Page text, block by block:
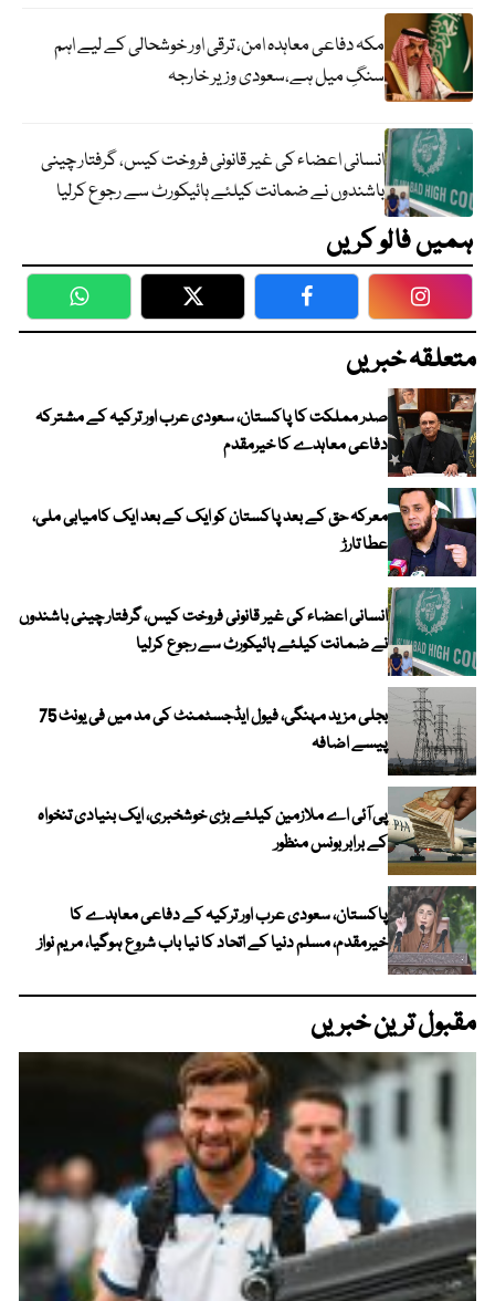
مکہ دفاعی معاہدہ امن، ترقی اور خوشحالی کے لیے اہم
سنگِ میل ہے،سعودی وزیر خارجہ
انسانی اعضاء کی غیر قانونی فروخت کیس، گرفتار چینی
باشندوں نے ضمانت کیلئے ہائیکورٹ سے رجوع کرلیا
ہمیں فالو کریں
WhatsApp Twitter Facebook
متعلقہ خبریں
صدر مملکت کا پاکستان، سعودی عرب اور ترکیہ کے مشترکہ
دفاعی معاہدے کا خیرمقدم
معرکہ حق کے بعد پاکستان کو ایک کے بعد ایک کامیابی ملی،
عطا تارڑ
انسانی اعضاء کی غیر قانونی فروخت کیس، گرفتار چینی باشندوں
نے ضمانت کیلئے ہائیکورٹ سے رجوع کرلیا
بجلی مزید مہنگی، فیول ایڈجسٹمنٹ کی مد میں فی یونٹ 75
پیسے اضافہ
پی آئی اے ملازمین کیلئے بڑی خوشخبری، ایک بنیادی تنخواہ
کے برابر بونس منظور
پاکستان، سعودی عرب اور ترکیہ کے دفاعی معاہدے کا
خیرمقدم، مسلم دنیا کے اتحاد کا نیا باب شروع ہوگیا، مریم نواز
مقبول ترین خبریں